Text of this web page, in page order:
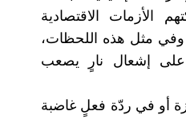
الأزمات الاقتصادية
وفي مثل هذه اللحظات،
إشعال نارٍ يصعب
أو في ردّة فعلٍ غاضبة